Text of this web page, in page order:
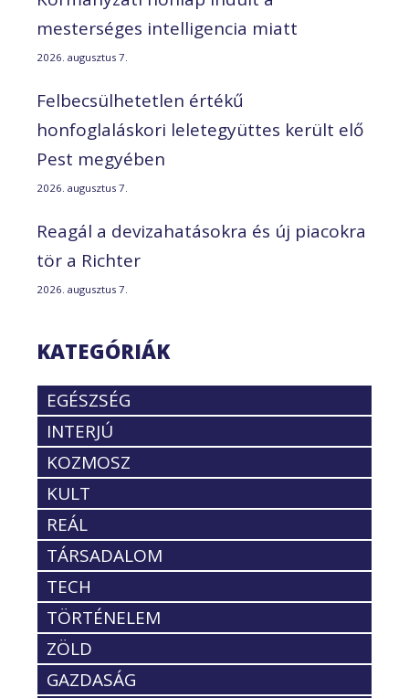
mesterséges intelligencia miatt
2026. augusztus 7.
Felbecsülhetetlen értékű
honfoglaláskori leletegyüttes került elő
Pest megyében
2026. augusztus 7.
Reagál a devizahatásokra és új piacokra
tör a Richter
2026. augusztus 7.
KATEGÓRIÁK
EGÉSZSÉG
INTERJÚ
KOZMOSZ
KULT
REÁL
TÁRSADALOM
TECH
TÖRTÉNELEM
ZÖLD
GAZDASÁG